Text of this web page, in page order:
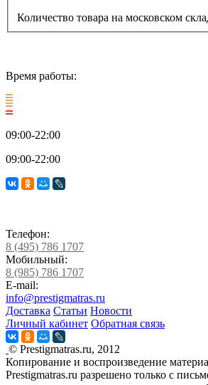
Количество товара на московском
Время работы:
09:00-22:00
09:00-22:00
Телефон:
8 (495) 786 1707
Мобильный:
8 (985) 786 1707
E-mail:
info@prestigmatras.ru
Доставка Статьи Новости
Личный кабинет Обратная связь
© Prestigmatras.ru, 2012
Копирование и воспроизведение
Prestigmatras.ru разрешено только с